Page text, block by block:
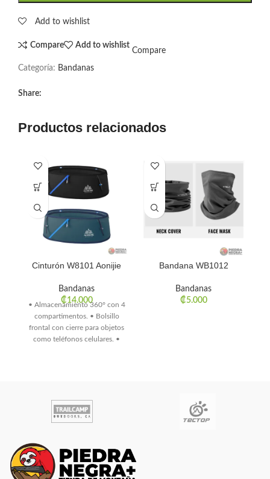
Add to wishlist
Compare Add to wishlist
Compare
Categoría: Bandanas
Share:
Productos relacionados
Cinturón W8101 Aonijie
Bandanas
₡14.000
• Almacenamiento 360° con 4
compartimentos. • Bolsillo
frontal con cierre para objetos
como teléfonos celulares. •
Bandana WB1012
Bandanas
₡5.000